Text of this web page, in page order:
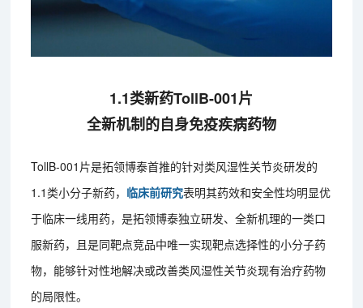
1.1类新药TollB-001片
全新机制的自身免疫疾病药物
TollB-001片是拓领博泰首推的针对类风湿性关节炎研发的
1.1类小分子新药， 临床前研究表明其药效和安全性均明显优
于临床一线用药，是拓领博泰独立研发、全新机理的一类口
服新药，且是同靶点竞品中唯一实现靶点选择性的小分子药
物，能够针对性地解决或改善类风湿性关节炎现有治疗药物
的局限性。